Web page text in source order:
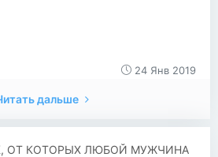
24 Янв 2019
дальше
ОТ КОТОРЫХ ЛЮБОЙ МУЖЧИНА